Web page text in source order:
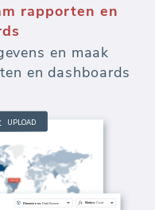
rapporten en
en maak
en dashboards